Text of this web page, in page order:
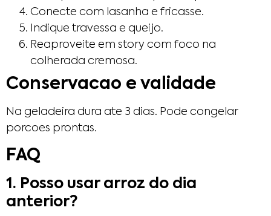
Conecte com lasanha e fricasse.
Indique travessa e queijo.
Reaproveite em story com foco na
colherada cremosa.
Conservacao e validade
Na geladeira dura ate 3 dias. Pode congelar
porcoes prontas.
FAQ
1. Posso usar arroz do dia
anterior?